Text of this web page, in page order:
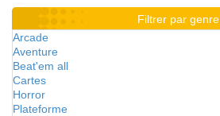
Filtrer par genre
Arcade
Aventure
Beat'em all
Cartes
Horror
Plateforme